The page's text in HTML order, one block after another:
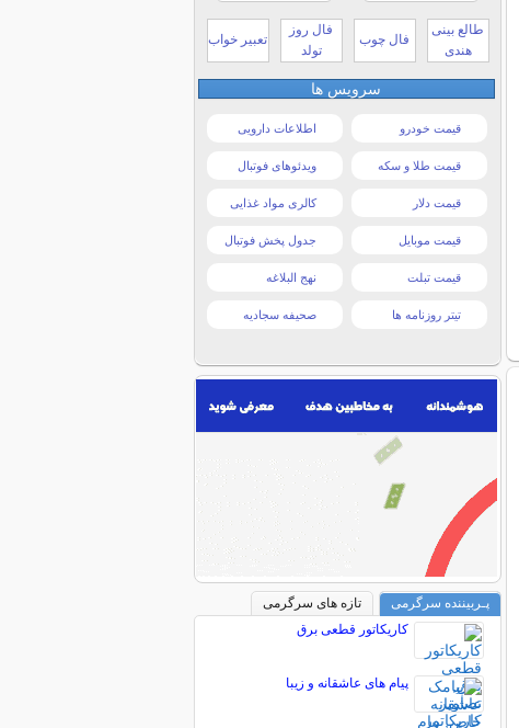
طالع بینی
هندی
فال چوب
فال روز
تولد
تعبیر خواب
سرویس ها
قیمت خودرو اطلاعات دارویی
قیمت طلا و سکه ویدئوهای فوتبال
قیمت دلار کالری مواد غذایی
قیمت موبایل جدول پخش فوتبال
قیمت تبلت نهج البلاغه
تیتر روزنامه ها صحیفه سجادیه
پـربیننده سرگرمی
تازه های سرگرمی
کاریکاتور قطعی برق
پیام های عاشقانه و زیبا